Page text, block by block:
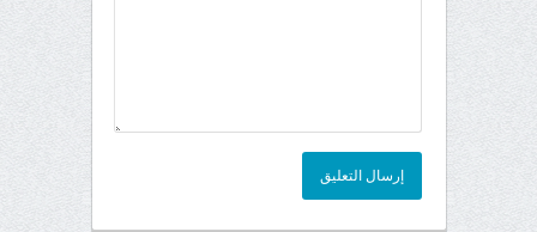
إرسال التعليق